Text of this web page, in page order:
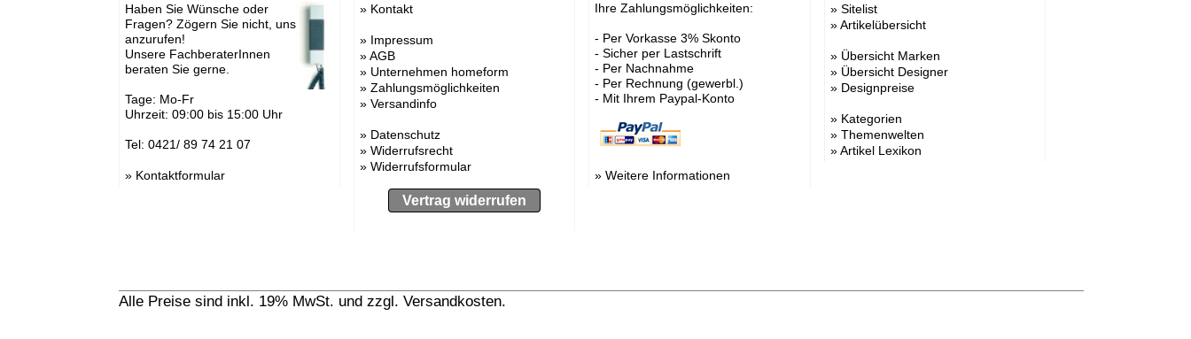
Haben Sie Wünsche oder
Fragen? Zögern Sie nicht, uns
anzurufen!
Unsere FachberaterInnen
beraten Sie gerne.
Tage: Mo-Fr
Uhrzeit: 09:00 bis 15:00 Uhr
Tel: 0421/ 89 74 21 07
» Kontaktformular
» Kontakt
» Impressum
»AGB
» Unternehmen homeform
» Zahlungsmöglichkeiten
» Versandinfo
» Datenschutz
» Widerrufsrecht
» Widerrufsformular
Vertrag widerrufen
Ihre Zahlungsmöglichkeiten:
- Per Vorkasse 3% Skonto
- Sicher per Lastschrift
- Per Nachnahme
- Per Rechnung (gewerbl.)
- Mit Ihrem Paypal-Konto
»Weitere Informationen
» Sitelist
»Artikelübersicht
» Übersicht Marken
» Übersicht Designer
» Designpreise
» Kategorien
» Themenwelten
»Artikel Lexikon
Alle Preise sind inkl. 19% MwSt. und zzgl. Versandkosten.